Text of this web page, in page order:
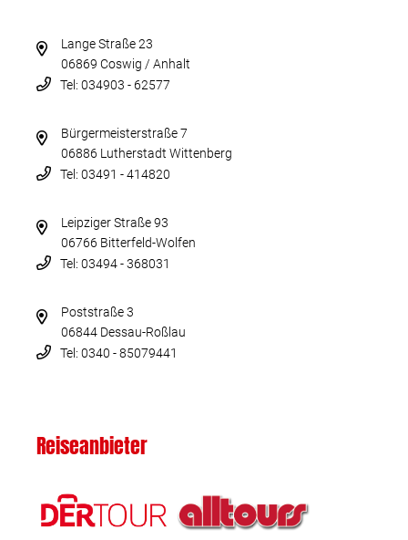
Lange Straße 23
06869 Coswig / Anhalt
Tel: 034903 - 62577
Bürgermeisterstraße 7
06886 Lutherstadt Wittenberg
Tel: 03491 - 414820
Leipziger Straße 93
06766 Bitterfeld-Wolfen
Tel: 03494 - 368031
Poststraße 3
06844 Dessau-Roßlau
Tel: 0340 - 85079441
Reiseanbieter